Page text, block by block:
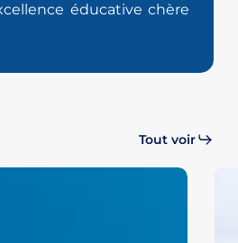
éducative chère
Tout voir